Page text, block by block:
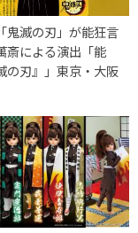
鬼滅の刃」が能狂言
斎による演出「能
の刃』」東京・大阪